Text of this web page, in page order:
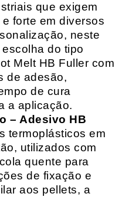
que exigem
forte em diversos
neste
do tipo
Melt HB Fuller com
de adesão,
de cura
a aplicação.
– Adesivo HB
termoplásticos em
utilizados com
quente para
de fixação e
aos pellets, a